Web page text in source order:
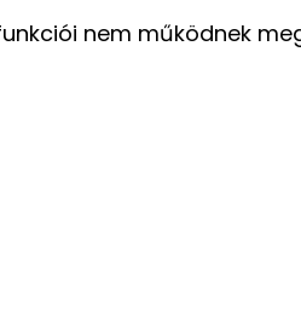
nem működnek